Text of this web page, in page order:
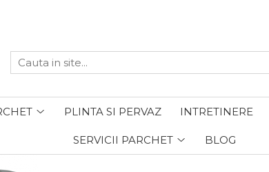
PLINTA SI PERVAZ INTRETINERE
SERVICII PARCHET BLOG